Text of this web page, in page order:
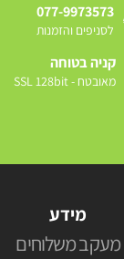
077-9973573
לסניפים והזמנות
קניה בטוחה
מאובטח - SSL 128bit
מידע
מעקב משלוחים